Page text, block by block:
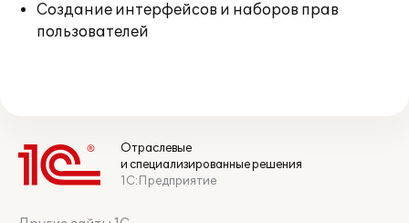
Создание интерфейсов и наборов прав
пользователей
Отраслевые
и специализированные решения
1С:Предприятие